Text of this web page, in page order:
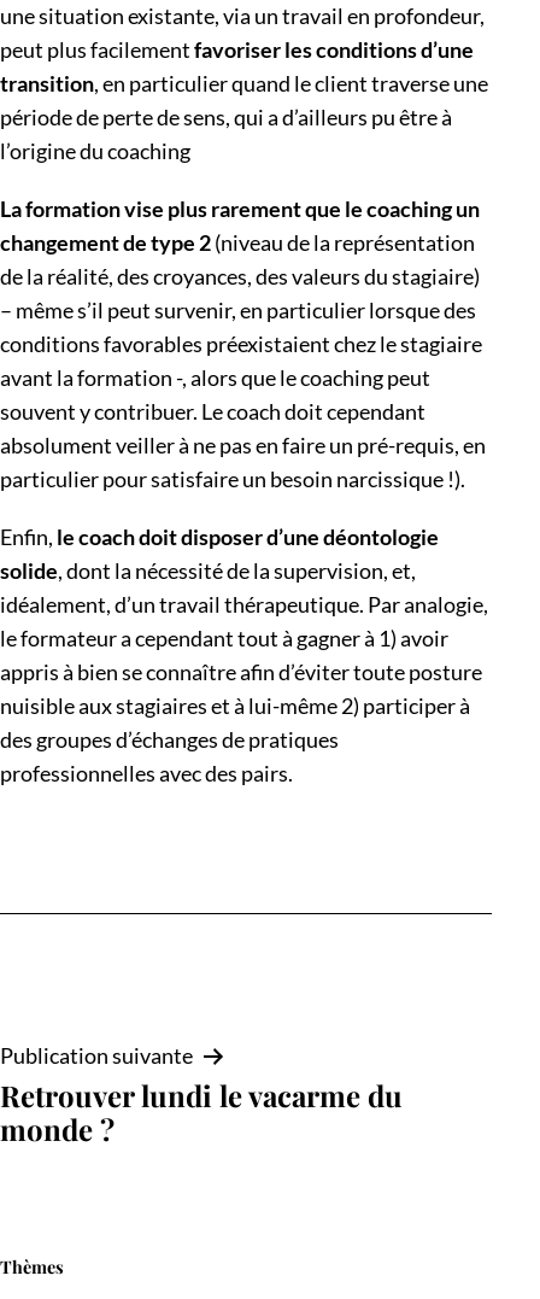
une situation existante, via un travail en profondeur,
peut plus facilementfavoriser les conditions d’une
transition, en particulier quand le client traverse une
période de perte de sens, qui a d’ailleurs pu être à
l’origine du coaching
La formation vise plus rarement que le coaching un
changement de type 2(niveau de la représentation
de la réalité, des croyances, des valeurs du stagiaire)
– même s’il peut survenir, en particulier lorsque des
conditions favorables préexistaient chez le stagiaire
avant la formation -, alors que le coaching peut
souvent y contribuer. Le coach doit cependant
absolument veiller à ne pas en faire un pré-requis, en
particulier pour satisfaire un besoin narcissique !).
Enfin, le coach doit disposer d’une déontologie
solide, dont la nécessité de la supervision, et,
idéalement, d’un travail thérapeutique. Par analogie,
le formateur a cependant tout à gagner à 1) avoir
appris à bien se connaître afin d’éviter toute posture
nuisible aux stagiaires et à lui-même 2) participer à
des groupes d’échanges de pratiques
professionnelles avec des pairs.
Navigation
de
Publication suivante
Retrouver lundi le vacarme du
monde ?
Thèmes